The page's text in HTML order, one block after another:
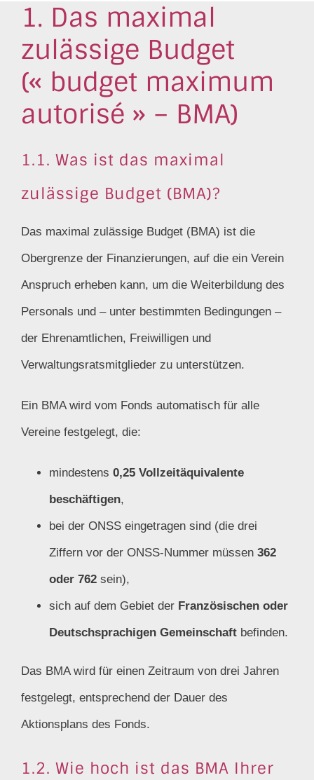
1. Das maximal
zulässige Budget
(« budget maximum
autorisé » – BMA)
1.1. Was ist das maximal
zulässige Budget (BMA)?
Das maximal zulässige Budget (BMA) ist die
Obergrenze der Finanzierungen, auf die ein Verein
Anspruch erheben kann, um die Weiterbildung des
Personals und – unter bestimmten Bedingungen –
der Ehrenamtlichen, Freiwilligen und
Verwaltungsratsmitglieder zu unterstützen.
Ein BMA wird vom Fonds automatisch für alle
Vereine festgelegt, die:
mindestens 0,25 Vollzeitäquivalente
beschäftigen,
bei der ONSS eingetragen sind (die drei
Ziffern vor der ONSS-Nummer müssen 362
oder 762sein),
sich auf dem Gebiet der Französischen oder
Deutschsprachigen Gemeinschaftbefinden.
Das BMA wird für einen Zeitraum von drei Jahren
festgelegt, entsprechend der Dauer des
Aktionsplans des Fonds.
1.2. Wie hoch ist das BMA Ihrer